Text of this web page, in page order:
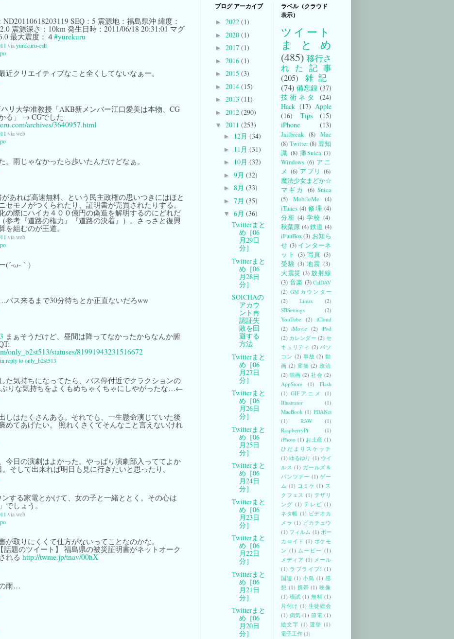
SEQ：5 震源地：福島県沖 緯度：
震源深さ：10km 発生日時：2011/06/18 20:31:01 マグ
最大震度：４#yurekuru
via yurekuru-call
近クリエイティブなこと全くしてないなぁー。
ハリ大学准教授「AKB新メンバー江口愛美は本物、CG
る」 → CGでした
archives/3640957.html
via web
。雨じゃなかったら歩いたんだけどなぁ。
あれば高速無料、という民主政権の思いつきにはほと
セモノがつくられたり、証明書が売買されたりする。
の際にハイカ４００億円の偽造を解明するのにどれだ
参考『道路の権力』『道路の決着』）。さっさと復興
を組むのが王道。
via web
(´-ω-｀)
バス来るまで30分待ちとか正直ないだろww
まぁそうだけど、昼間は降ってなかったからなんか腑
only_b2st513/statuses/81991943231516672
in reply to only_b2st513
た気持ちになってたら、バス停付近でクラクションの
りな気持ちをよくもめちゃくちゃにしやがったな…←
しはたくさんある。それでも、一生懸命演じていた後
めてあげたい。 照れくさくてそんなこと言えないけれ
今日の演劇はよかった。やっぱり演劇部入っててよか
。そして出来れば明日も見に行きたいと思ったり。
する家電とかけて、女の子と一緒ととく。その心は
でしょう。
via web
が取りにくくて仕方がないってことなのかな。
話題のツイート】 福島県の被災証明書がネットオーク
れる http://twme.jp/tnav/00hX
雨…
ブログ アーカイブ
► 2022 (1)
► 2020 (1)
► 2017 (1)
► 2016 (1)
► 2015 (3)
► 2014 (15)
► 2013 (11)
► 2012 (290)
▼ 2011 (253)
► 12月 (34)
► 11月 (31)
► 10月 (32)
► 9月 (32)
► 8月 (33)
► 7月 (35)
▼ 6月 (36)
Twitterまと
め［06
月29日
分］
Twitterまと
め［06
月28日
分］
SOICHAの
アカウ
ント再
認証失
敗を回
避する
方法
Twitterまと
め［06
月27日
分］
Twitterまと
め［06
月26日
分］
Twitterまと
め［06
月25日
分］
Twitterまと
め［06
月24日
分］
Twitterまと
め［06
月23日
分］
Twitterまと
め［06
月22日
分］
Twitterまと
め［06
月21日
分］
Twitterまと
め［06
月20日
分］
ラベル（クラウド
表示）
ツイート
まとめ
(485) 移行さ
れた記事
(205)
雑記
(74) 備忘録 (37)
技術ネタ
(24)
Hack (17) Apple
(16)
Tips
(15)
iPhone
(13)
Jailbreak (8) Mac
(8) Twitter (8) 豆知
識 (8) 痛Suica (7)
Windows (6) アニ
メ (6) アプリ (6)
魔法少女まどか☆
マギカ
(6) Suica
(5)
MobileMe
(4)
iTunes (4) 修理 (4)
分析 (4) 学校 (4)
秋葉原 (4)鉄道 (4)
iFunBox (3) お知ら
せ (3) インターネ
ット (3) 写真 (3)
受験 (3) 地震 (3)
大震災 (3) 放射線
(3) 音楽 (3) CalDAV
(2) GMカウンター
(2)
Linux
(2)
SBSettings
(2)
YouTube (2) iCloud
(2) iMovie (2) iPod
(2) カレンダー (2) セ
キュリティ (2) パソ
コン (2) 事故 (2) 動
画 (2) 変換 (2) 政治
(2) 映画 (2) 社会 (2)
AppStore
(1)
Flash
(1) GIFアニメ
(1)
Illustrator
(1)
MacBook (1) PDANet
(1)
RAW
(1)
RaspberryPi
(1)
iPhoto (1) お土産 (1)
ひだまりスケッチ
(1) ゆるゆり (1) ウイ
ルス (1) ガールズ＆
パンツァー (1) ゲー
ム (1) コミケ (1) ス
クフェス (1) テザリ
ング (1) テレビ (1)
ネタ帳 (1) ビデオカ
メラ (1) ピカチュウ
(1) フィルム (1) ボー
カロイド (1) ポケモ
ン (1) ムービー (1)
メディア (1) メール
(1) ラブライブ! (1)
国連 (1) 小鳥 (1) 感
想 (1) 携帯 (1) 映像
(1) 模試 (1) 無料 (1)
片付け (1) 生徒総会
(1) 病気 (1) 節電 (1)
絵文字 (1) 選挙 (1)
電子工作 (1)